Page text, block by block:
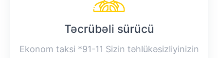
Təcrübəli sürücü
Ekonom taksi *91-11 Sizin təhlükəsizliyinizin